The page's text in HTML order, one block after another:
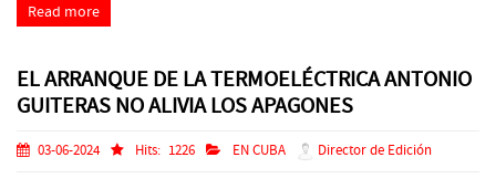
Read more
EL ARRANQUE DE LA TERMOELÉCTRICA ANTONIO
GUITERAS NO ALIVIA LOS APAGONES
03-06-2024 Hits: 1226 EN CUBA Director de Edición